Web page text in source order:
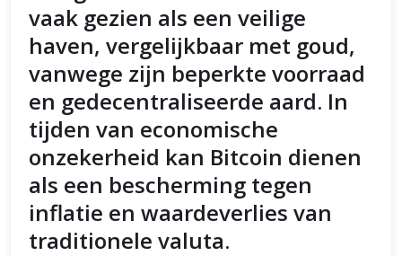
vaak gezien als een veilige
haven, vergelijkbaar met goud,
vanwege zijn beperkte voorraad
en gedecentraliseerde aard. In
tijden van economische
onzekerheid kan Bitcoin dienen
als een bescherming tegen
inflatie en waardeverlies van
traditionele valuta.